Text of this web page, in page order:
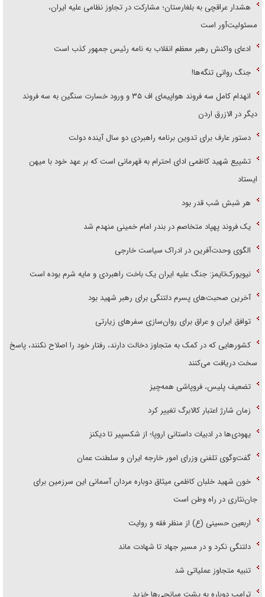
هشدار عراقچی به بلغارستان؛ مشارکت در تجاوز نظامی علیه ایران،
مسئولیت‌آور است
ادعای واکنش رهبر معظم انقلاب به نامه رئیس جمهور کذب است
جنگ روانی تنگه‌ها!
انهدام کامل سه فروند هواپیمای اف ۳۵ و ورود خسارت سنگین به سه فروند
دیگر در الازرق اردن
دستور عارف برای تدوین برنامه راهبردی دو سال آینده دولت
تشییع شهید کاظمی ادای احترام به قهرمانی است که بر عهد خود با میهن
ایستاد
هر شبش شب قدر بود
یک فروند پهپاد متخاصم در بندر امام خمینی منهدم شد
الگوی وحدت‌آفرین در ادراک سیاست خارجی
نیویورک‌تایمز: جنگ علیه ایران یک باخت راهبردی و مایه شرم بوده است
آخرین صحبت‌های پسرم دلتنگی برای رهبر شهید بود
توافق ایران و عراق برای روان‌سازی سفر‌های زیارتی
کشور‌هایی که در کمک به متجاوز دخالت دارند، رفتار خود را اصلاح نکنند، پاسخ
سخت دریافت می‌کنند
تضعیف پلیس، فروپاشی همه‌چیز
زمان شارژ اعتبار کالابرگ تغییر کرد
یهودی‌ها در ادبیات داستانی اروپا؛ از شکسپیر تا دیکنز
گفت‌وگوی تلفنی وزرای امور خارجه ایران و سلطنت عمان
خون شهید خلبان کاظمی میثاق دوباره مردان آسمانی این سرزمین برای
جان‌نثاری در راه وطن است
اربعین حسینی (ع) از منظر فقه و روایت
دلتنگی نکرد و در مسیر جهاد تا شهادت ماند
تنبیه متجاوز عملیاتی شد
ترامپ دوباره به پشت میانجی‌ها خزید